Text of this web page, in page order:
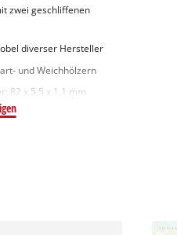
zwei geschliffenen
diverser Hersteller
und Weichhölzern
82 x 5,5 x 1,1 mm